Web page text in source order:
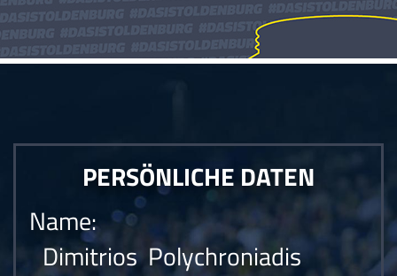
PERSÖNLICHE DATEN
Name:
Dimitrios Polychroniadis